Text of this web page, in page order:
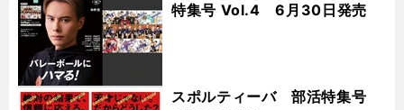
特集号 Vol.4 6月30日発売
スポルティーバ 部活特集号